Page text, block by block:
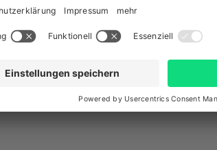
es eine Empfehlung vom Land Wien,
gültig. Die Preise gelten pro